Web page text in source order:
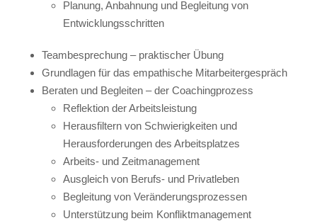
Planung, Anbahnung und Begleitung von
Entwicklungsschritten
Teambesprechung – praktischer Übung
Grundlagen für das empathische Mitarbeitergespräch
Beraten und Begleiten – der Coachingprozess
Reflektion der Arbeitsleistung
Herausfiltern von Schwierigkeiten und
Herausforderungen des Arbeitsplatzes
Arbeits- und Zeitmanagement
Ausgleich von Berufs- und Privatleben
Begleitung von Veränderungsprozessen
Unterstützung beim Konfliktmanagement